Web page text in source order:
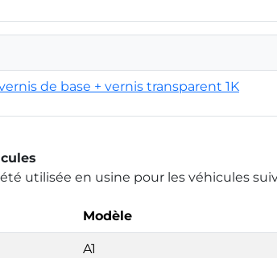
de base + vernis transparent 1K
utilisée en usine pour les véhicules
Modèle
A1